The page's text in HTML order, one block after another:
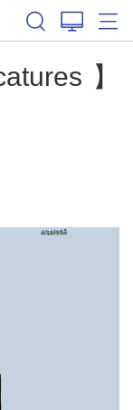
】